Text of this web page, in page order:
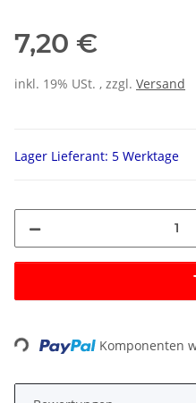
7,20 €
inkl. 19% USt. , zzgl. Versand
Lager Lieferant: 5 Werktage
Komponenten